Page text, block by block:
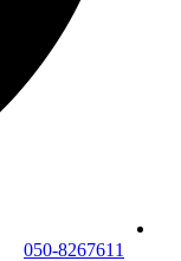
050-8267611